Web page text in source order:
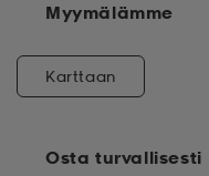
Osta turvallisesti
Myymälämme
Karttaan